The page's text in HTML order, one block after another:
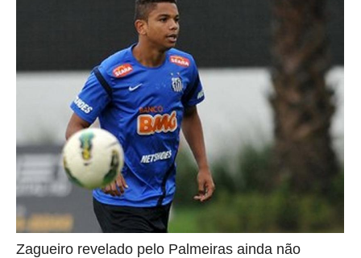
Zagueiro revelado pelo Palmeiras ainda não